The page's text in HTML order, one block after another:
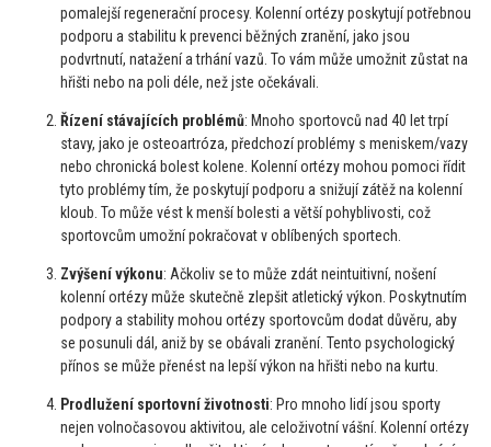
pomalejší regenerační procesy. Kolenní ortézy poskytují potřebnou
podporu a stabilitu k prevenci běžných zranění, jako jsou
podvrtnutí, natažení a trhání vazů. To vám může umožnit zůstat na
hřišti nebo na poli déle, než jste očekávali.
Řízení stávajících problémů: Mnoho sportovců nad 40 let trpí
stavy, jako je osteoartróza, předchozí problémy s meniskem/vazy
nebo chronická bolest kolene. Kolenní ortézy mohou pomoci řídit
tyto problémy tím, že poskytují podporu a snižují zátěž na kolenní
kloub. To může vést k menší bolesti a větší pohyblivosti, což
sportovcům umožní pokračovat v oblíbených sportech.
Zvýšení výkonu: Ačkoliv se to může zdát neintuitivní, nošení
kolenní ortézy může skutečně zlepšit atletický výkon. Poskytnutím
podpory a stability mohou ortézy sportovcům dodat důvěru, aby
se posunuli dál, aniž by se obávali zranění. Tento psychologický
přínos se může přenést na lepší výkon na hřišti nebo na kurtu.
Prodlužení sportovní životnosti: Pro mnoho lidí jsou sporty
nejen volnočasovou aktivitou, ale celoživotní vášní. Kolenní ortézy